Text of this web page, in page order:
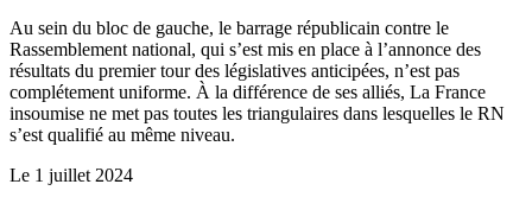
Au sein du bloc de gauche, le barrage républicain contre le
Rassemblement national, qui s’est mis en place à l’annonce des
résultats du premier tour des législatives anticipées, n’est pas
complétement uniforme. À la différence de ses alliés, La France
insoumise ne met pas toutes les triangulaires dans lesquelles le RN
s’est qualifié au même niveau.
Le 1 juillet 2024